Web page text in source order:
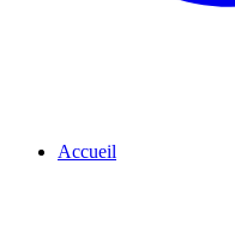
Accueil